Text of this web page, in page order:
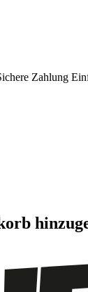
Zahlung